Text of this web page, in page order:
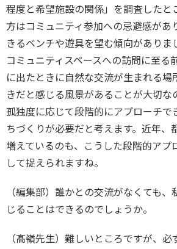
程度と希望施設の関係」を調査したと
方はコミュニティ参加への忌避感があ
きるベンチや遊具を望む傾向がありま
コミュニティスペースへの訪問に至る
に出たときに自然な交流が生まれる場
きだと感じる風景があることが大切な
孤独度に応じて段階的にアプローチで
ちづくりが必要だと考えます。近年、
増えているのも、こうした段階的アプ
して捉えられますね。
（編集部）誰かとの交流がなくても
じることはできるのでしょうか。
（髙嶺先生）難しいところですが、